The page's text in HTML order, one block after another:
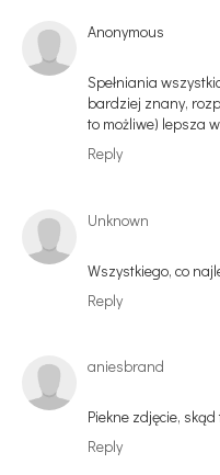
Anonymous
Spełniania
bardziej znany,
to możliwe) lepsza
Reply
Unknown
Wszystkiego, co
Reply
aniesbrand
Piekne zdjęcie,
Reply